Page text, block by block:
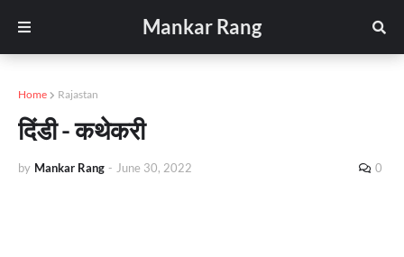
Mankar Rang
Home Rajastan
दिंडी - कथेकरी
by Mankar Rang - June 30, 2022 0